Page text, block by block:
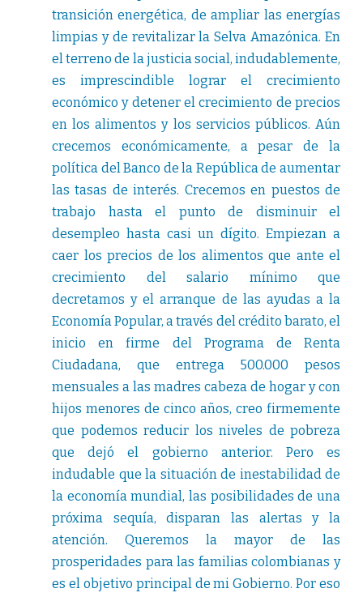
transición energética, de ampliar las energías
limpias y de revitalizar la Selva Amazónica. En
el terreno de la justicia social, indudablemente,
es imprescindible lograr el crecimiento
económico y detener el crecimiento de precios
en los alimentos y los servicios públicos. Aún
crecemos económicamente, a pesar de la
política del Banco de la República de aumentar
las tasas de interés. Crecemos en puestos de
trabajo hasta el punto de disminuir el
desempleo hasta casi un dígito. Empiezan a
caer los precios de los alimentos que ante el
crecimiento del salario mínimo que
decretamos y el arranque de las ayudas a la
Economía Popular, a través del crédito barato, el
inicio en firme del Programa de Renta
Ciudadana, que entrega 500.000 pesos
mensuales a las madres cabeza de hogar y con
hijos menores de cinco años, creo firmemente
que podemos reducir los niveles de pobreza
que dejó el gobierno anterior. Pero es
indudable que la situación de inestabilidad de
la economía mundial, las posibilidades de una
próxima sequía, disparan las alertas y la
atención. Queremos la mayor de las
prosperidades para las familias colombianas y
es el objetivo principal de mi Gobierno. Por eso